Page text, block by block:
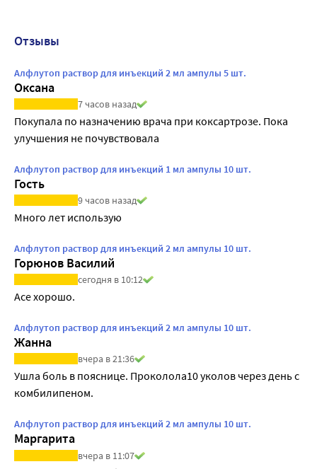
Отзывы
Алфлутоп раствор для инъекций 2 мл ампулы 5 шт.
Оксана
7 часов назад
Покупала по назначению врача при коксартрозе. Пока
улучшения не почувствовала
Алфлутоп раствор для инъекций 1 мл ампулы 10 шт.
Гость
9 часов назад
Много лет использую
Алфлутоп раствор для инъекций 2 мл ампулы 10 шт.
Горюнов Василий
сегодня в 10:12
Асе хорошо.
Алфлутоп раствор для инъекций 2 мл ампулы 10 шт.
Жанна
вчера в 21:36
Ушла боль в пояснице. Проколола10 уколов через день с
комбилипеном.
Алфлутоп раствор для инъекций 2 мл ампулы 10 шт.
Маргарита
вчера в 11:07